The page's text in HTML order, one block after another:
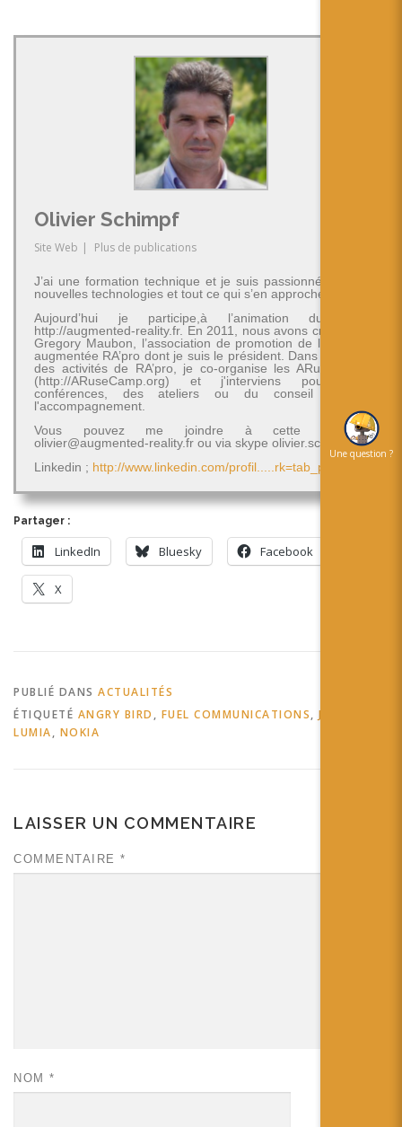
Olivier Schimpf
Site Web | Plus de publications
J’ai une formation technique et je suis passionné par les
nouvelles technologies et tout ce qui s’en approche.
Aujourd’hui je participe,à l’animation du blog
http://augmented-reality.fr. En 2011, nous avons créé avec
Gregory Maubon, l’association de promotion de la réalité
augmentée RA’pro dont je suis le président. Dans le cadre
des activités de RA’pro, je co-organise les ARuseCamp
(http://ARuseCamp.org) et j'interviens pour des
conférences, des ateliers ou du conseil et de
l'accompagnement.
Vous pouvez me joindre à cette adresse
olivier@augmented-reality.fr ou via skype olivier.schimpf
Linkedin ; http://www.linkedin.com/profil.....rk=tab_pro
Partager :
LinkedIn Bluesky Facebook
X
PUBLIÉ DANS ACTUALITÉS
ÉTIQUETÉ ANGRY BIRD , FUEL COMMUNICATIONS, JCDECAUX
LUMIA, NOKIA
LAISSER UN COMMENTAIRE
COMMENTAIRE *
NOM *
Une question ?